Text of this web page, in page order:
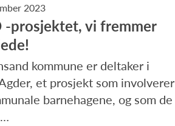
2023
-prosjektet, vi fremmer
kommune er deltaker i
et prosjekt som involverer
barnehagene, og som de